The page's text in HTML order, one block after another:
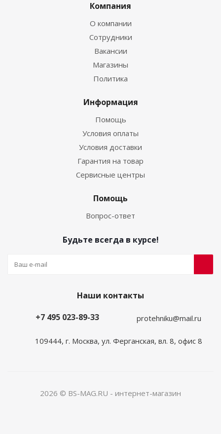
Компания
О компании
Сотрудники
Вакансии
Магазины
Политика
Информация
Помощь
Условия оплаты
Условия доставки
Гарантия на товар
Сервисные центры
Помощь
Вопрос-ответ
Будьте всегда в курсе!
Наши контакты
+7 495 023-89-33
protehniku@mail.ru
109444, г. Москва, ул. Ферганская, вл. 8, офис 8
2026 © BS-MAG.RU - интернет-магазин